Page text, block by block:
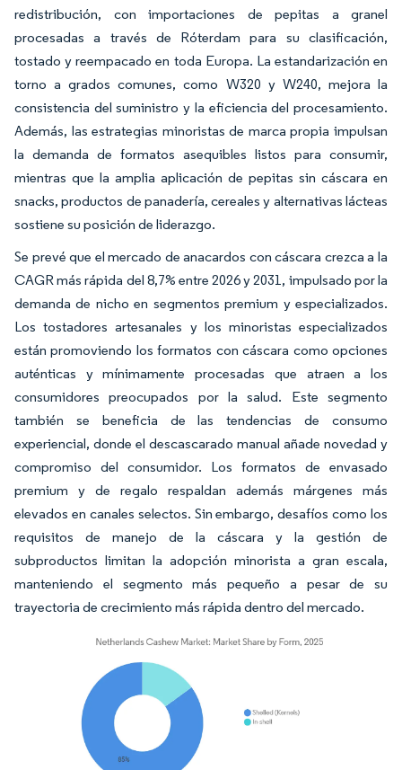
redistribución, con importaciones de pepitas a granel
procesadas a través de Róterdam para su clasificación,
tostado y reempacado en toda Europa. La estandarización en
torno a grados comunes, como W320 y W240, mejora la
consistencia del suministro y la eficiencia del procesamiento.
Además, las estrategias minoristas de marca propia impulsan
la demanda de formatos asequibles listos para consumir,
mientras que la amplia aplicación de pepitas sin cáscara en
snacks, productos de panadería, cereales y alternativas lácteas
sostiene su posición de liderazgo.
Se prevé que el mercado de anacardos con cáscara crezca a la
CAGR más rápida del 8,7% entre 2026 y 2031, impulsado por la
demanda de nicho en segmentos premium y especializados.
Los tostadores artesanales y los minoristas especializados
están promoviendo los formatos con cáscara como opciones
auténticas y mínimamente procesadas que atraen a los
consumidores preocupados por la salud. Este segmento
también se beneficia de las tendencias de consumo
experiencial, donde el descascarado manual añade novedad y
compromiso del consumidor. Los formatos de envasado
premium y de regalo respaldan además márgenes más
elevados en canales selectos. Sin embargo, desafíos como los
requisitos de manejo de la cáscara y la gestión de
subproductos limitan la adopción minorista a gran escala,
manteniendo el segmento más pequeño a pesar de su
trayectoria de crecimiento más rápida dentro del mercado.